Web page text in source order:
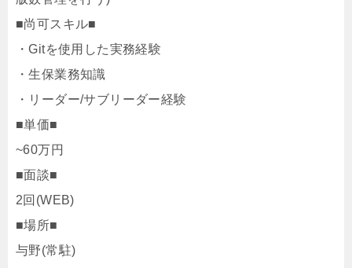
■尚可スキル■
・Gitを使用した実務経験
・生保業務知識
・リーダー/サブリーダー経験
■単価■
~60万円
■面談■
2回(WEB)
■場所■
与野(常駐)